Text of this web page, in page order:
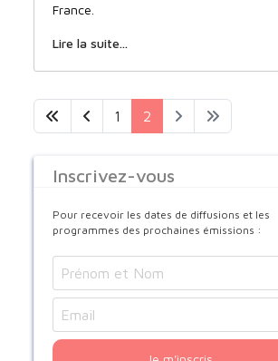
France.
Lire la suite...
1 2
Inscrivez-vous
Pour recevoir les dates de diffusions et les
programmes des prochaines émissions :